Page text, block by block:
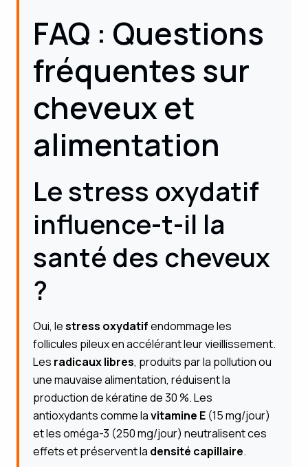
FAQ : Questions
fréquentes sur
cheveux et
alimentation
Le stress oxydatif
influence-t-il la
santé des cheveux
?
Oui, lestress oxydatifendommage les
follicules pileux en accélérant leur vieillissement.
Les radicaux libres, produits par la pollution ou
une mauvaise alimentation, réduisent la
production de kératine de 30 %. Les
antioxydants comme lavitamine E (15 mg/jour)
et les oméga-3 (250 mg/jour) neutralisent ces
effets et préservent la densité capillaire.